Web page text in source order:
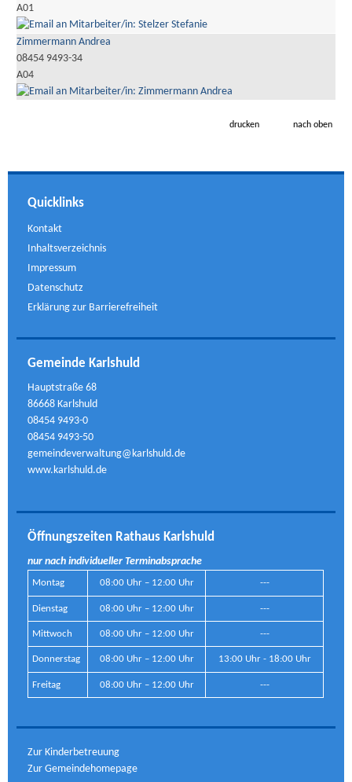
A01
Zimmermann Andrea
08454 9493-34
A04
drucken nach oben
Quicklinks
Kontakt
Inhaltsverzeichnis
Impressum
Datenschutz
Erklärung zur Barrierefreiheit
Gemeinde Karlshuld
Hauptstraße 68
86668 Karlshuld
08454 9493-0
08454 9493-50
gemeindeverwaltung@karlshuld.de
www.karlshuld.de
Öffnungszeiten Rathaus Karlshuld
nur nach individueller Terminabsprache
Montag 08:00 Uhr – 12:00 Uhr ---
Dienstag 08:00 Uhr – 12:00 Uhr ---
Mittwoch 08:00 Uhr – 12:00 Uhr ---
Donnerstag 08:00 Uhr – 12:00 Uhr 13:00 Uhr - 18:00 Uhr
Freitag 08:00 Uhr – 12:00 Uhr ---
Zur Kinderbetreuung
Zur Gemeindehomepage